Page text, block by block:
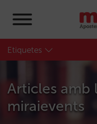
Etiquetes
Articles amb
miraievents